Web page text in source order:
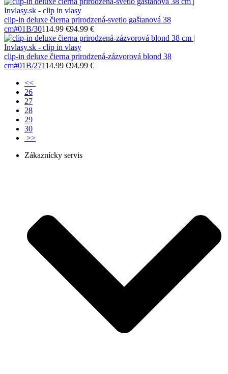
clip-in deluxe čierna prirodzená-svetlo gaštanová 38
cm#01B/30114.99 €94.99 €
clip-in deluxe čierna prirodzená-zázvorová blond 38
cm#01B/27114.99 €94.99 €
<<
26
27
28
29
30
>>
Zákaznícky servis